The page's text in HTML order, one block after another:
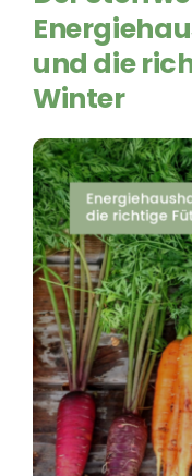
Ausbildung &
und die
Winter